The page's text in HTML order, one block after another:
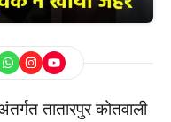
तातारपुर कोतवाली